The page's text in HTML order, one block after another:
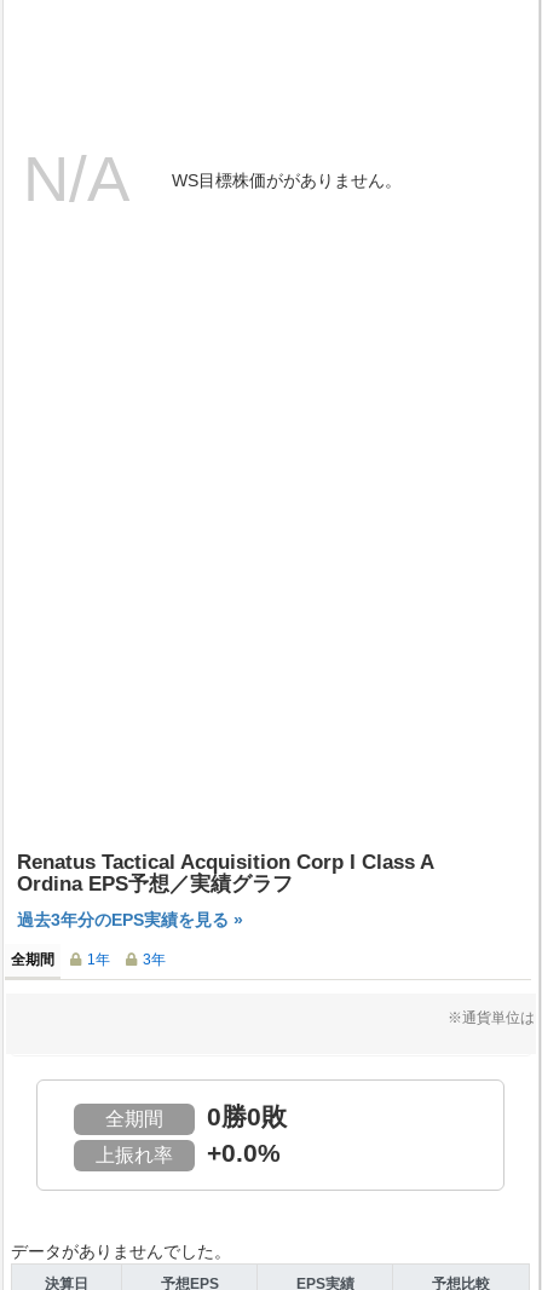
WS目標株価ががありません。
Renatus Tactical Acquisition Corp I Class A
Ordina EPS予想／実績グラフ
過去3年分のEPS実績を見る »
全期間 1年 3年
※通貨単位は
全期間 0勝0敗
上振れ率 +0.0%
データがありませんでした。
決算日 予想EPS EPS実績 予想比較